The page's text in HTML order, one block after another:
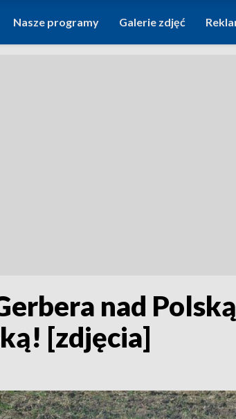
Nasze programy Galerie zdjęć
nad
[zdjęcia]